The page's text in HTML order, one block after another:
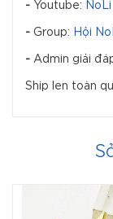
- Youtube:
- Group: Hội
- Admin giải
Ship len toàn